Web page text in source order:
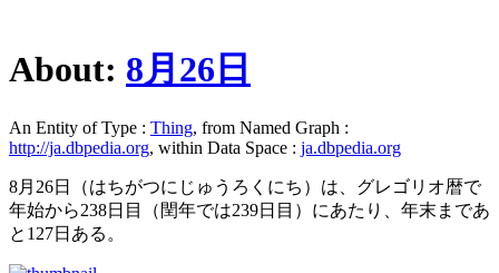
About: 8月26日
An Entity of Type : Thing, from Named Graph :
http://ja.dbpedia.org, within Data Space : ja.dbpedia.org
8月26日（はちがつにじゅうろくにち）は、グレゴリオ暦で
年始から238日目（閏年では239日目）にあたり、年末まであ
と127日ある。